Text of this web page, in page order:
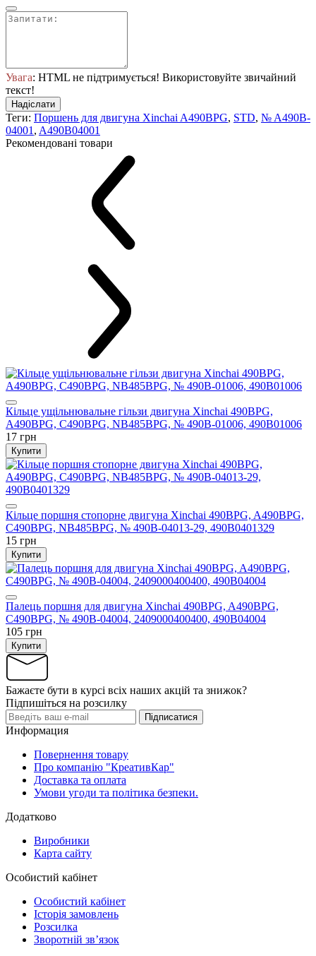
Увага: HTML не підтримується! Використовуйте звичайний
текст!
Надіслати
Теги: Поршень для двигуна Xinchai A490BPG, STD, № A490B-
04001 , A490B04001
Рекомендовані товари
Кільце ущільнювальне гільзи двигуна Xinchai 490BPG,
A490BPG, C490BPG, NB485BPG, № 490B-01006, 490B01006
17 грн
Купити
Кільце поршня стопорне двигуна Xinchai 490BPG, A490BPG,
C490BPG, NB485BPG, № 490B-04013-29, 490B0401329
15 грн
Купити
Палець поршня для двигуна Xinchai 490BPG, A490BPG,
C490BPG, № 490B-04004, 2409000400400, 490B04004
105 грн
Купити
Бажаєте бути в курсі всіх наших акцій та знижок?
Підпишіться на розсилку
Підписатися
Информация
Повернення товару
Про компанію "КреативКар"
Доставка та оплата
Умови угоди та політика безпеки.
Додатково
Виробники
Карта сайту
Особистий кабінет
Особистий кабінет
Історія замовлень
Розсилка
Зворотній зв’язок